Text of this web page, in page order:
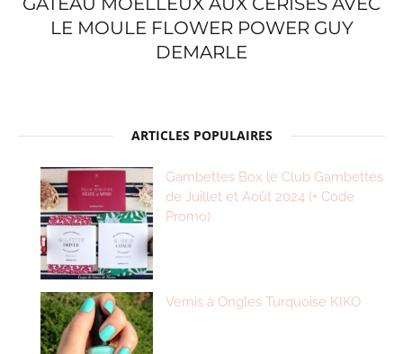
LE MOULE FLOWER POWER GUY
DEMARLE
ARTICLES POPULAIRES
Gambettes Box le Club Gambettes
de Juillet et Août 2024 (+ Code
Promo)
Vernis à Ongles Turquoise KIKO